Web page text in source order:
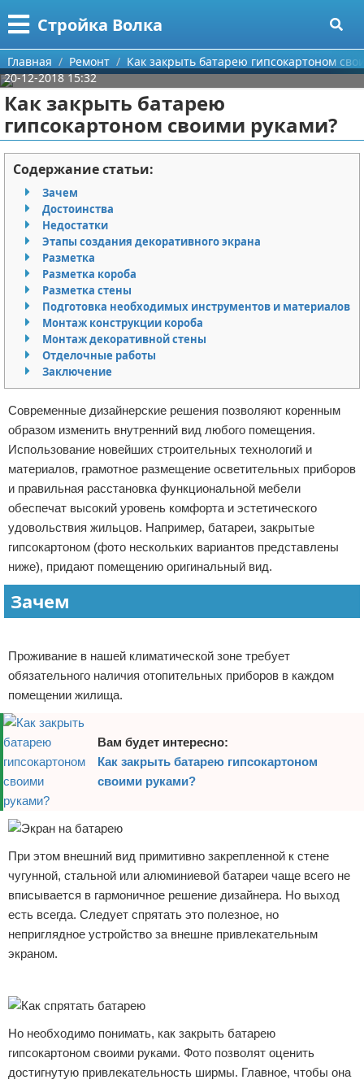
Стройка Волка
Меню
Главная
Категории
Строительство
Мебель
Интерьер и дизайн
Дизайн дачи
Дизайн квартиры
Кухня
Посуда
Ремонт
Ремонт дачи
Ремонт квартиры
Инструменты
Ванная
Домашний быт
Коммунальные услуги
Сантехника
Безопасность
Стройматериалы
Разное
Поиск
О проекте
Контакты
Сотрудничество
Размещение рекламы
Для правообладателей
Условия предоставления информации
Отказ от ответственности
Главная Ремонт
Как закрыть батарею гипсокартоном
20-12-2018 15:32
Как закрыть батарею
гипсокартоном своими руками?
Содержание статьи:
Зачем
Достоинства
Недостатки
Этапы создания декоративного экрана
Разметка
Разметка короба
Разметка стены
Подготовка необходимых инструментов и материалов
Монтаж конструкции короба
Монтаж декоративной стены
Отделочные работы
Заключение
Современные дизайнерские решения позволяют коренным
образом изменить внутренний вид любого помещения.
Использование новейших строительных технологий и
материалов, грамотное размещение осветительных приборов
и правильная расстановка функциональной мебели
обеспечат высокий уровень комфорта и эстетического
удовольствия жильцов. Например, батареи, закрытые
гипсокартоном (фото нескольких вариантов представлены
ниже), придают помещению оригинальный вид.
Зачем
Проживание в нашей климатической зоне требует
обязательного наличия отопительных приборов в каждом
помещении жилища.
Вам будет интересно:
Как закрыть батарею гипсокартоном
своими руками?
При этом внешний вид примитивно закрепленной к стене
чугунной, стальной или алюминиевой батареи чаще всего не
вписывается в гармоничное решение дизайнера. Но выход
есть всегда. Следует спрятать это полезное, но
неприглядное устройство за внешне привлекательным
экраном.
Но необходимо понимать, как закрыть батарею
гипсокартоном своими руками. Фото позволят оценить
достигнутую привлекательность ширмы. Главное, чтобы она